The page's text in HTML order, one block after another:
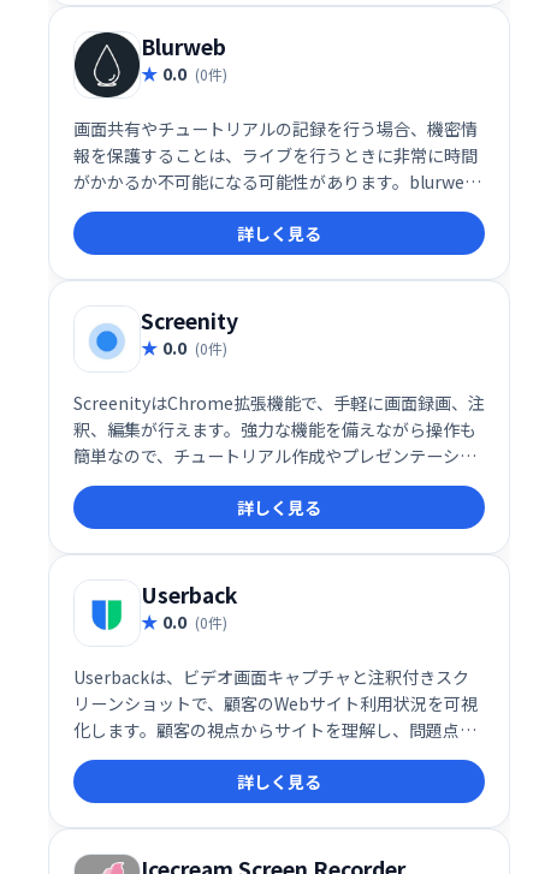
Blurweb
0.0 (0件)
画面共有やチュートリアルの記録を行う場合、機密情
報を保護することは、ライブを行うときに非常に時間
がかかるか不可能になる可能性があります。blurweb
アプリを使用して、数回のクリックで機密情報を非表
示にします
詳しく見る
Screenity
0.0 (0件)
ScreenityはChrome拡張機能で、手軽に画面録画、注
釈、編集が行えます。強力な機能を備えながら操作も
簡単なので、チュートリアル作成やプレゼンテーショ
ン、学習記録などに最適です。Chromeユーザー必携
のスクリーンレコーダーとして、効率的な動画制作を
サポートします。
詳しく見る
Userback
0.0 (0件)
Userbackは、ビデオ画面キャプチャと注釈付きスク
リーンショットで、顧客のWebサイト利用状況を可視
化します。顧客の視点からサイトを理解し、問題点を
迅速に特定、改善することで、より良い製品開発を支
援します。時間を節約し、効率的な開発プロセスを実
現します。
詳しく見る